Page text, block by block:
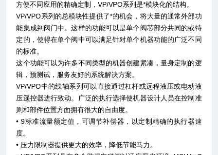
方便不同应用的精确定制，VP/VPO系列是*模块化的结构。
VP/VPO系列的总模块性提供了*的机会，将大量的通常外部功
能集成到阀门中。这样的功能可以是单个阀芯部分共同的或特
定的，使得在单个阀中可以满足针对单个机器功能的广泛不同
的标准。
这个功能可以为许多不同类型的机器创建紧凑，量身定制的逻
辑，预测试，服务友好的系统解决方案。
VP/VPO中的线轴系列可以直接通过杠杆或远程液压或电动液
压遥控器进行致动。广泛的执行选择使机器设计人员在控制准
则和部件位置方面拥有很大的自由度。
• 9标准流量额定值，可调节补偿器，以定制精确的执行器速
度。
• 压力限制器提供更大的效率，降低节能马力。